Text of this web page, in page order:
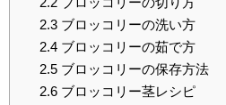
2.3ブロッコリーの洗い方
2.4ブロッコリーの茹で方
2.5ブロッコリーの保存方法
2.6ブロッコリー茎レシピ